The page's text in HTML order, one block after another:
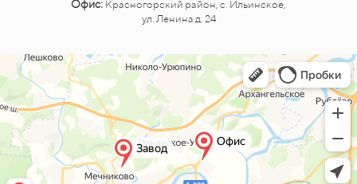
Офис: Красногорский район, с. Ильинское,
ул. Ленина д. 24